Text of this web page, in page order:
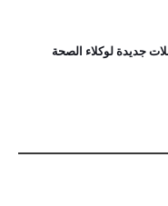
جديدة لوكلاء الصحة